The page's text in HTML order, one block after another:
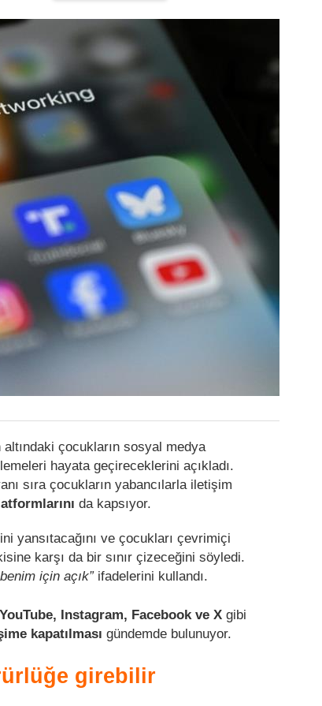
çocukların sosyal medya
hayata geçireceklerini açıkladı.
sıra çocukların yabancılarla iletişim
da kapsıyor.
yansıtacağını ve çocukları çevrimiçi
karşı da bir sınır çizeceğini söyledi.
için açık”ifadelerini kullandı.
Instagram, Facebook ve X gibi
kapatılması gündemde bulunuyor.
girebilir